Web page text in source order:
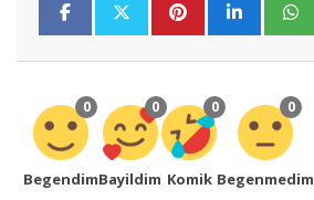
0
Begendim
0
Bayildim
0
Komik
0
Begenmedim